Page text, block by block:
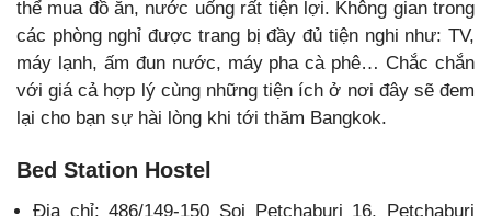
thể mua đồ ăn, nước uống rất tiện lợi. Không gian trong
các phòng nghỉ được trang bị đầy đủ tiện nghi như: TV,
máy lạnh, ấm đun nước, máy pha cà phê… Chắc chắn
với giá cả hợp lý cùng những tiện ích ở nơi đây sẽ đem
lại cho bạn sự hài lòng khi tới thăm Bangkok.
Bed Station Hostel
Địa chỉ: 486/149-150 Soi Petchaburi 16, Petchaburi